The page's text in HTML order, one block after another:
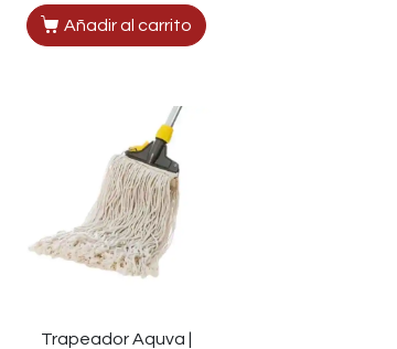
Añadir al carrito
Trapeador Aquva |